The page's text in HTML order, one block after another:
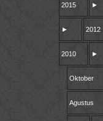
2015 ►
► 2012
2010 ►
Oktober
Agustus